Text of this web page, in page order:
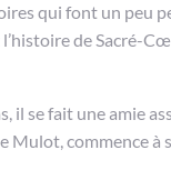
qui font un peu
de Sacré-
il se fait une amie
Mulot, commence à